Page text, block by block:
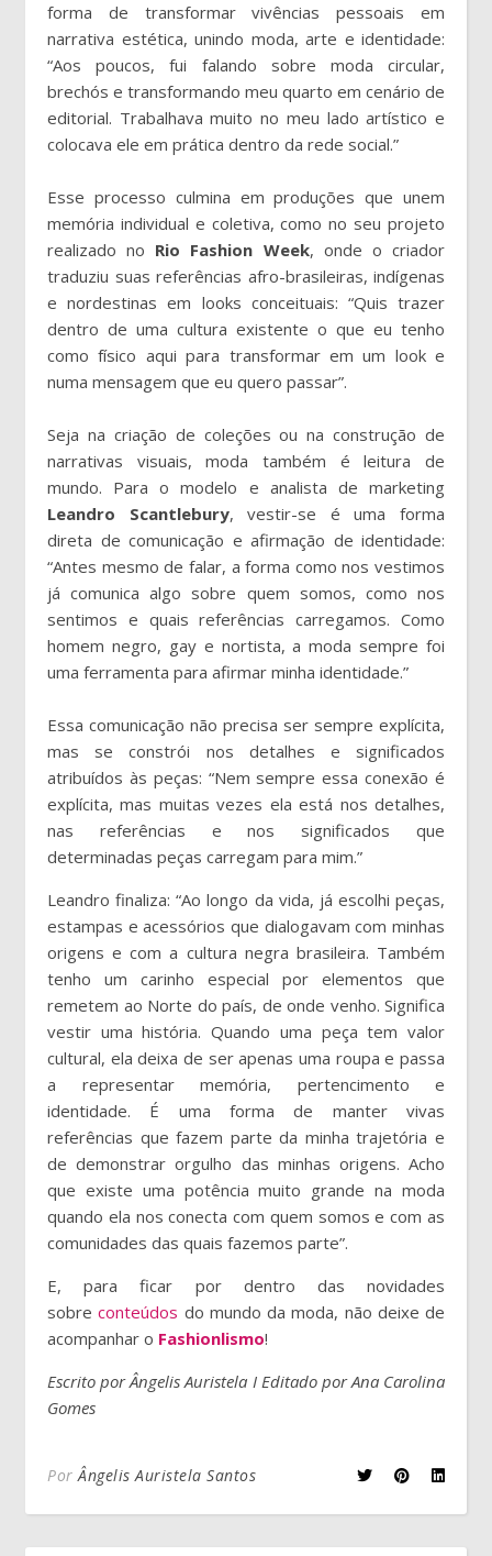
forma de transformar vivências pessoais em
narrativa estética, unindo moda, arte e identidade:
“Aos poucos, fui falando sobre moda circular,
brechós e transformando meu quarto em cenário de
editorial. Trabalhava muito no meu lado artístico e
colocava ele em prática dentro da rede social.”
Esse processo culmina em produções que unem
memória individual e coletiva, como no seu projeto
realizado no Rio Fashion Week, onde o criador
traduziu suas referências afro-brasileiras, indígenas
e nordestinas em looks conceituais: “Quis trazer
dentro de uma cultura existente o que eu tenho
como físico aqui para transformar em um look e
numa mensagem que eu quero passar”.
Seja na criação de coleções ou na construção de
narrativas visuais, moda também é leitura de
mundo. Para o modelo e analista de marketing
Leandro
Scantlebury, vestir-se é uma forma
direta de comunicação e afirmação de identidade:
“Antes mesmo de falar, a forma como nos vestimos
já comunica algo sobre quem somos, como nos
sentimos e quais referências carregamos. Como
homem negro, gay e nortista, a moda sempre foi
uma ferramenta para afirmar minha identidade.”
Essa comunicação não precisa ser sempre explícita,
mas se constrói nos detalhes e significados
atribuídos às peças: “Nem sempre essa conexão é
explícita, mas muitas vezes ela está nos detalhes,
nas referências e nos significados que
determinadas peças carregam para mim.”
Leandro finaliza: “Ao longo da vida, já escolhi peças,
estampas e acessórios que dialogavam com minhas
origens e com a cultura negra brasileira. Também
tenho um carinho especial por elementos que
remetem ao Norte do país, de onde venho. Significa
vestir uma história. Quando uma peça tem valor
cultural, ela deixa de ser apenas uma roupa e passa
a representar memória, pertencimento e
identidade. É uma forma de manter vivas
referências que fazem parte da minha trajetória e
de demonstrar orgulho das minhas origens. Acho
que existe uma potência muito grande na moda
quando ela nos conecta com quem somos e com as
comunidades das quais fazemos parte”.
E, para ficar por dentro das novidades
sobreconteúdos do mundo da moda, não deixe de
acompanhar o Fashionlismo!
Escrito por Ângelis Auristela I Editado por Ana Carolina
Gomes
PorÂngelis Auristela Santos